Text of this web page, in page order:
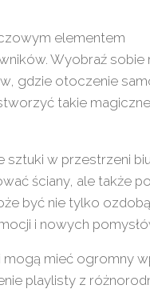
elementem
Wyobraź sobie
gdzie otoczenie
takie magiczne
w przestrzeni
ściany, ale także
być nie tylko
i nowych
mieć ogromny
playlisty z